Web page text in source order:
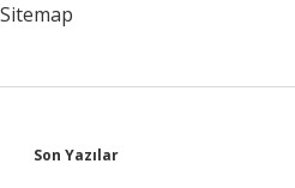
Sitemap
Sidebar
Son Yazılar